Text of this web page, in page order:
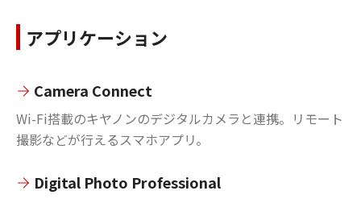
アプリケーション
Camera Connect
Wi-Fi搭載のキヤノンのデジタルカメラと連携。リモート
撮影などが行えるスマホアプリ。
Digital Photo Professional